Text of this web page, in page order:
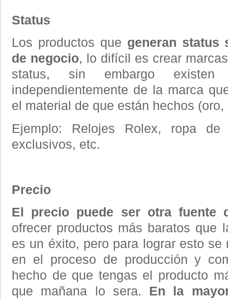
Status
Los productos que generan status
de negocio, lo difícil es crear
status, sin embargo existen
independientemente de la marca
el material de que están hechos
Ejemplo: Relojes Rolex, ropa de
exclusivos, etc.
Precio
El precio puede ser otra fuente
ofrecer productos más baratos que
es un éxito, pero para lograr esto se
en el proceso de producción y
hecho de que tengas el producto
que mañana lo sera. En la